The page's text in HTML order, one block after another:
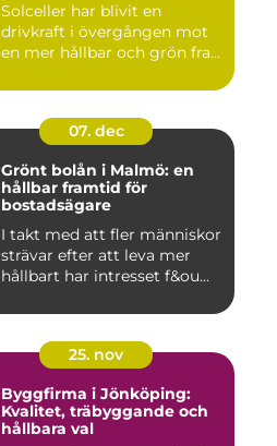
Solceller har blivit en
drivkraft i övergången mot
en mer hållbar och grön fra...
07. dec
Grönt bolån i Malmö: en
hållbar framtid för
bostadsägare
I takt med att fler människor
strävar efter att leva mer
hållbart har intresset f&ou...
25. nov
Byggfirma i Jönköping:
Kvalitet, träbyggande och
hållbara val